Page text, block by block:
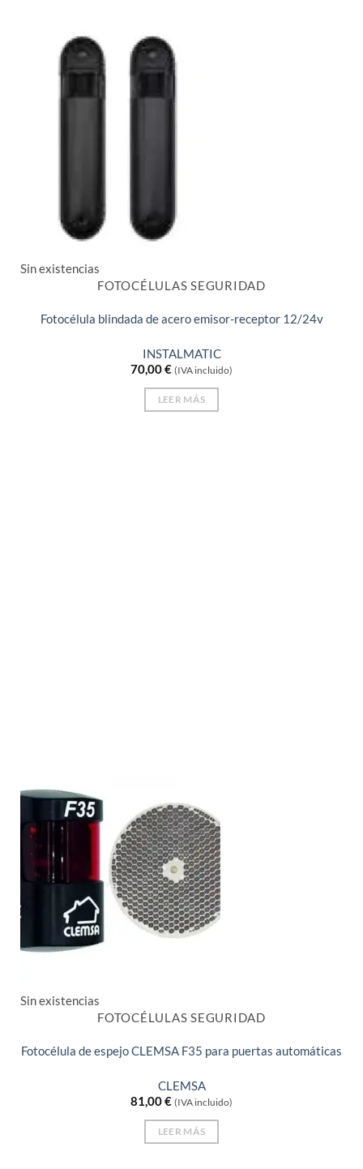
Sin existencias
FOTOCÉLULAS SEGURIDAD
Fotocélula blindada de acero emisor-receptor 12/24v
INSTALMATIC
70,00€ (IVA incluido)
LEER MÁS
Sin existencias
FOTOCÉLULAS SEGURIDAD
Fotocélula de espejo CLEMSA F35 para puertas automáticas
CLEMSA
81,00€ (IVA incluido)
LEER MÁS